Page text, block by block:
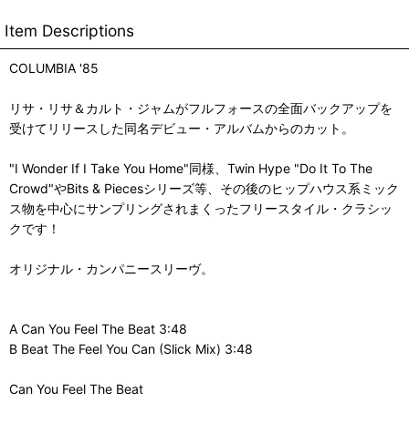
Item Descriptions
COLUMBIA '85
リサ・リサ＆カルト・ジャムがフルフォースの全面バックアップを
受けてリリースした同名デビュー・アルバムからのカット。
"I Wonder If I Take You Home"同様、Twin Hype "Do It To The
Crowd"やBits & Piecesシリーズ等、その後のヒップハウス系ミック
ス物を中心にサンプリングされまくったフリースタイル・クラシッ
クです！
オリジナル・カンパニースリーヴ。
A Can You Feel The Beat 3:48
B Beat The Feel You Can (Slick Mix) 3:48
Can You Feel The Beat